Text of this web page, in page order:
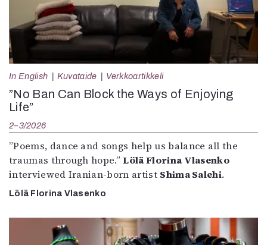
In English Kuvataide Verkkoartikkeli
”No Ban Can Block the Ways of Enjoying
Life”
2–3/2026
”Poems, dance and songs help us balance all the
traumas through hope.”Lölä Florina Vlasenko
interviewed Iranian-born artist Shima Salehi.
Lölä Florina Vlasenko